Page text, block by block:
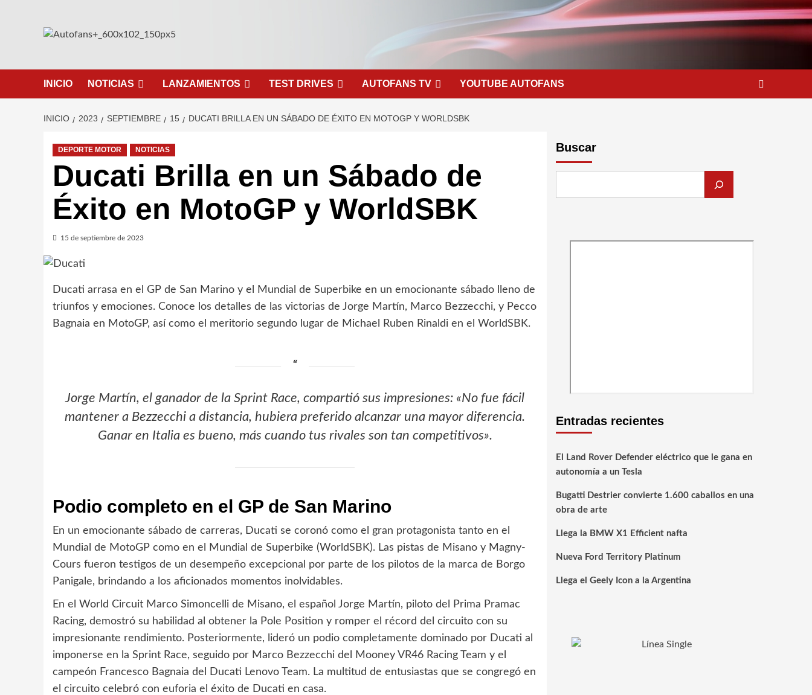
INICIO NOTICIAS LANZAMIENTOS TEST DRIVES AUTOFANS TV YOUTUBE AUTOFANS
INICIO 2023 SEPTIEMBRE 15 DUCATI BRILLA EN UN SÁBADO DE ÉXITO EN MOTOGP Y WORLDSBK
DEPORTE MOTOR NOTICIAS
Ducati Brilla en un Sábado de
Éxito en MotoGP y WorldSBK
15 de septiembre de 2023
Ducati arrasa en el GP de San Marino y el Mundial de Superbike en un emocionante sábado lleno de
triunfos y emociones. Conoce los detalles de las victorias de Jorge Martín, Marco Bezzecchi, y Pecco
Bagnaia en MotoGP, así como el meritorio segundo lugar de Michael Ruben Rinaldi en el WorldSBK.
Jorge Martín, el ganador de la Sprint Race, compartió sus impresiones: «No fue fácil
mantener a Bezzecchi a distancia, hubiera preferido alcanzar una mayor diferencia.
Ganar en Italia es bueno, más cuando tus rivales son tan competitivos».
Podio completo en el GP de San Marino
En un emocionante sábado de carreras, Ducati se coronó como el gran protagonista tanto en el
Mundial de MotoGP como en el Mundial de Superbike (WorldSBK). Las pistas de Misano y Magny-
Cours fueron testigos de un desempeño excepcional por parte de los pilotos de la marca de Borgo
Panigale, brindando a los aficionados momentos inolvidables.
En el World Circuit Marco Simoncelli de Misano, el español Jorge Martín, piloto del Prima Pramac
Racing, demostró su habilidad al obtener la Pole Position y romper el récord del circuito con su
impresionante rendimiento. Posteriormente, lideró un podio completamente dominado por Ducati al
imponerse en la Sprint Race, seguido por Marco Bezzecchi del Mooney VR46 Racing Team y el
campeón Francesco Bagnaia del Ducati Lenovo Team. La multitud de entusiastas que se congregó en
el circuito celebró con euforia el éxito de Ducati en casa.
Buscar
Entradas recientes
El Land Rover Defender eléctrico que le gana en
autonomía a un Tesla
Bugatti Destrier convierte 1.600 caballos en una
obra de arte
Llega la BMW X1 Efficient nafta
Nueva Ford Territory Platinum
Llega el Geely Icon a la Argentina